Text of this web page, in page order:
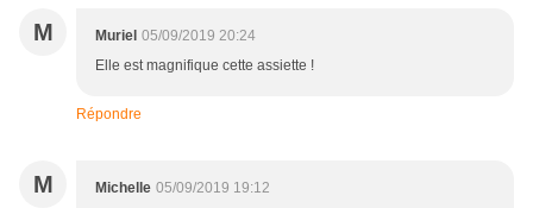
M Muriel 05/09/2019 20:24
Elle est magnifique cette assiette !
Répondre
M Michelle 05/09/2019 19:12